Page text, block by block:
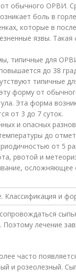
обычного ОРВИ.
боль в
которые в
язвы.
типичные для
до 38
типичные
форму от
Эта форма
от 3 до 7 суток.
и опасных
до
от 5
рвотой и
осложняющее
лечение
часто
и розеолезный.